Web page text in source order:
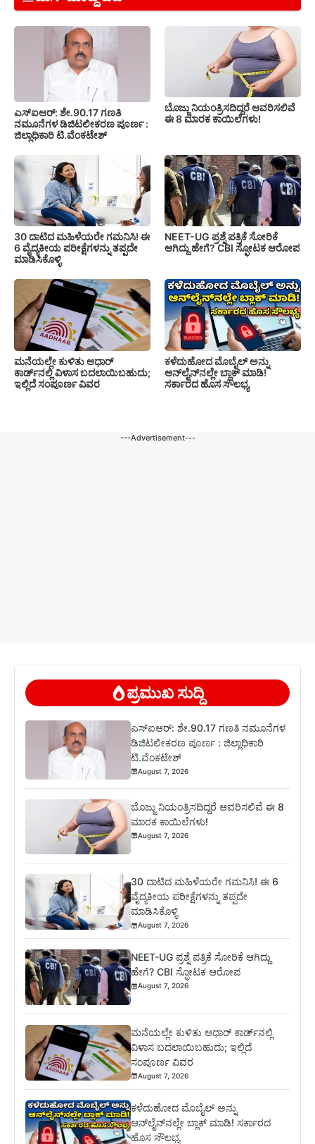
ಎಸ್‍ಐಆರ್: ಶೇ.90.17 ಗಣತಿ
ನಮೂನೆಗಳ ಡಿಜಿಟಲೀಕರಣ ಪೂರ್ಣ :
ಜಿಲ್ಲಾಧಿಕಾರಿ ಟಿ.ವೆಂಕಟೇಶ್
ಬೊಜ್ಜು ನಿಯಂತ್ರಿಸದಿದ್ದರೆ ಆವರಿಸಲಿವೆ
ಈ 8 ಮಾರಕ ಕಾಯಿಲೆಗಳು!
30 ದಾಟಿದ ಮಹಿಳೆಯರೇ ಗಮನಿಸಿ! ಈ
6 ವೈದ್ಯಕೀಯ ಪರೀಕ್ಷೆಗಳನ್ನು ತಪ್ಪದೇ
ಮಾಡಿಸಿಕೊಳ್ಳಿ
NEET-UG ಪ್ರಶ್ನೆ ಪತ್ರಿಕೆ ಸೋರಿಕೆ
ಆಗಿದ್ದು ಹೇಗೆ? CBI ಸ್ಫೋಟಕ ಆರೋಪ
ಮನೆಯಲ್ಲೇ ಕುಳಿತು ಆಧಾರ್
ಕಾರ್ಡ್‌ನಲ್ಲಿ ವಿಳಾಸ ಬದಲಾಯಿಬಹುದು;
ಇಲ್ಲಿದೆ ಸಂಪೂರ್ಣ ವಿವರ
ಕಳೆದುಹೋದ ಮೊಬೈಲ್ ಅನ್ನು
ಆನ್‌ಲೈನ್‌ನಲ್ಲೇ ಬ್ಲಾಕ್ ಮಾಡಿ!
ಸರ್ಕಾರದ ಹೊಸ ಸೌಲಭ್ಯ
---Advertisement---
ಪ್ರಮುಖ ಸುದ್ದಿ
ಎಸ್‍ಐಆರ್: ಶೇ.90.17 ಗಣತಿ ನಮೂನೆಗಳ
ಡಿಜಿಟಲೀಕರಣ ಪೂರ್ಣ : ಜಿಲ್ಲಾಧಿಕಾರಿ
ಟಿ.ವೆಂಕಟೇಶ್
August 7, 2026
ಬೊಜ್ಜು ನಿಯಂತ್ರಿಸದಿದ್ದರೆ ಆವರಿಸಲಿವೆ ಈ 8
ಮಾರಕ ಕಾಯಿಲೆಗಳು!
August 7, 2026
30 ದಾಟಿದ ಮಹಿಳೆಯರೇ ಗಮನಿಸಿ! ಈ 6
ವೈದ್ಯಕೀಯ ಪರೀಕ್ಷೆಗಳನ್ನು ತಪ್ಪದೇ
ಮಾಡಿಸಿಕೊಳ್ಳಿ
August 7, 2026
NEET-UG ಪ್ರಶ್ನೆ ಪತ್ರಿಕೆ ಸೋರಿಕೆ ಆಗಿದ್ದು
ಹೇಗೆ? CBI ಸ್ಫೋಟಕ ಆರೋಪ
August 7, 2026
ಮನೆಯಲ್ಲೇ ಕುಳಿತು ಆಧಾರ್ ಕಾರ್ಡ್‌ನಲ್ಲಿ
ವಿಳಾಸ ಬದಲಾಯಿಬಹುದು; ಇಲ್ಲಿದೆ
ಸಂಪೂರ್ಣ ವಿವರ
August 7, 2026
ಕಳೆದುಹೋದ ಮೊಬೈಲ್ ಅನ್ನು
ಆನ್‌ಲೈನ್‌ನಲ್ಲೇ ಬ್ಲಾಕ್ ಮಾಡಿ! ಸರ್ಕಾರದ
ಹೊಸ ಸೌಲಭ್ಯ